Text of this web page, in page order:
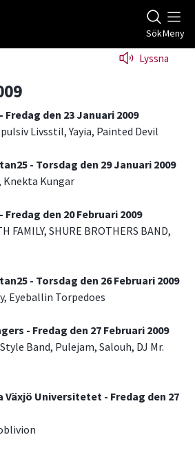
startsida SökMeny
Lyssna
den 23 Januari 2009
Livsstil, Yayia, Painted Devil
- Torsdag den 29 Januari 2009
Knekta Kungar
den 20 Februari 2009
FAMILY, SHURE BROTHERS BAND,
- Torsdag den 26 Februari 2009
Eyeballin Torpedoes
- Fredag den 27 Februari 2009
Band, Pulejam, Salouh, DJ Mr.
Universitetet - Fredag den 27